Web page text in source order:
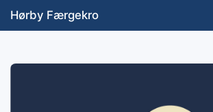
Hørby Færgekro